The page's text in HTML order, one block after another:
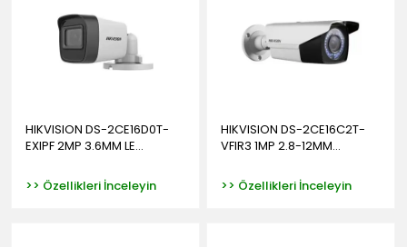
HIKVISION DS-2CE16D0T-
EXIPF 2MP 3.6MM LE...
>> Özellikleri İnceleyin
HIKVISION DS-2CE16C2T-
VFIR3 1MP 2.8-12MM...
>> Özellikleri İnceleyin